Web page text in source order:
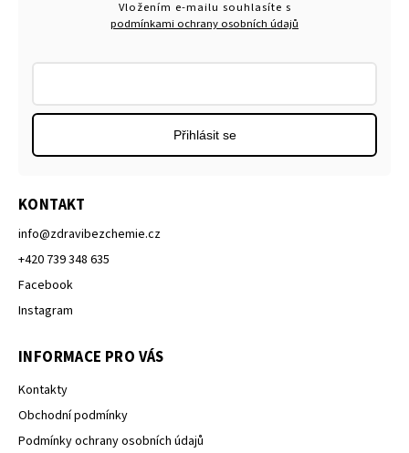
KONTAKT
info@zdravibezchemie.cz
+420 739 348 635
Facebook
Instagram
INFORMACE PRO VÁS
Kontakty
Obchodní podmínky
Podmínky ochrany osobních údajů
Vložením e-mailu souhlasíte s
podmínkami ochrany osobních údajů
Přihlásit se